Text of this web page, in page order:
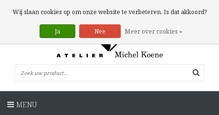
0 Artikelen
MENU
Wij slaan cookies op om onze website te verbeteren. Is dat akkoord?
Ja Nee Meer over cookies »